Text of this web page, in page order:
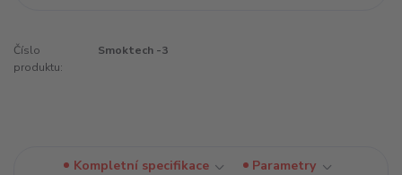
Číslo
produktu:
Smoktech -3
Kompletní specifikace
Parametry